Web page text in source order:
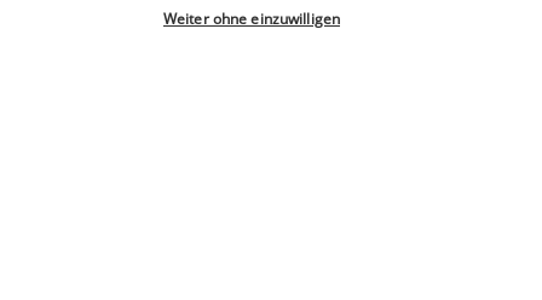
043 508 19 00
Weiter ohne einzuwilligen